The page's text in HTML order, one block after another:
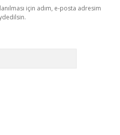
için adım, e-posta adresim